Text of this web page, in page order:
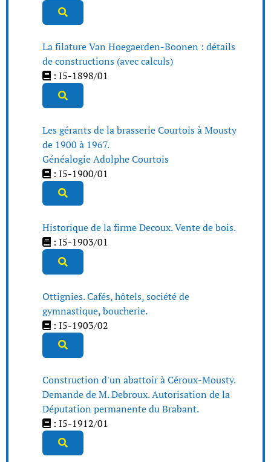
La filature Van Hoegaerden-Boonen : détails
de constructions (avec calculs)
: I5-1898/01
Les gérants de la brasserie Courtois à Mousty
de 1900 à 1967.
Généalogie Adolphe Courtois
: I5-1900/01
Historique de la firme Decoux. Vente de bois.
: I5-1903/01
Ottignies. Cafés, hôtels, société de
gymnastique, boucherie.
: I5-1903/02
Construction d'un abattoir à Céroux-Mousty.
Demande de M. Debroux. Autorisation de la
Députation permanente du Brabant.
: I5-1912/01